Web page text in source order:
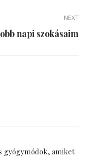
NEXT
napi szokásaim
gyógymódok, amiket